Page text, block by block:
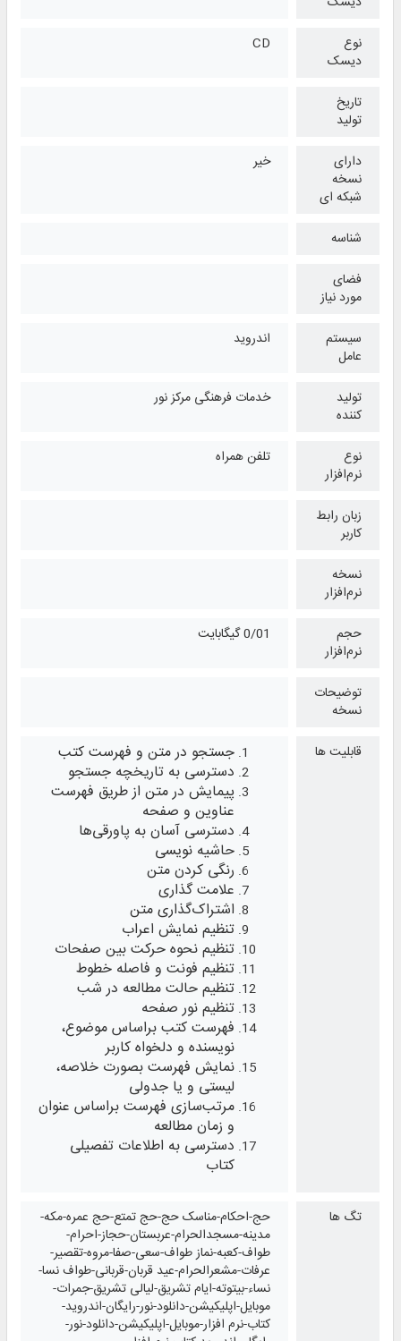
نوع
دیسک
CD
تاریخ
تولید
دارای
نسخه
شبکه ای
خیر
شناسه
فضای
مورد نیاز
سیستم
عامل
اندروید
تولید
کننده
خدمات فرهنگی مرکز نور
نوع
نرم‌افزار
تلفن همراه
زبان رابط
کاربر
نسخه
نرم‌افزار
حجم
نرم‌افزار
0/01 گیگابایت
توضیحات
نسخه
قابلیت ها
جستجو در متن و فهرست کتب
دسترسی به تاریخچه جستجو
پیمایش در متن از طریق فهرست
عناوین و صفحه
دسترسی آسان به پاورقی‌ها
حاشیه نویسی
رنگی کردن متن
علامت گذاری
اشتراک‌گذاری متن
تنظیم نمایش اعراب
تنظیم نحوه حرکت بین صفحات
تنظیم فونت و فاصله خطوط
تنظیم حالت مطالعه در شب
تنظیم نور صفحه
فهرست کتب براساس موضوع،
نویسنده و دلخواه کاربر
نمایش فهرست بصورت خلاصه،
لیستی و یا جدولی
مرتب‌سازی فهرست براساس عنوان
و زمان مطالعه
دسترسی به اطلاعات تفصیلی
کتاب
تگ ها
حج-احکام-مناسک حج-حج تمتع-حج عمره-مکه-
مدینه-مسجدالحرام-عربستان-حجاز-احرام-
طواف-کعبه-نماز طواف-سعی-صفا-مروه-تقصیر-
عرفات-مشعرالحرام-عید قربان-قربانی-طواف نسا-
نساء-بیتوته-ایام تشریق-لیالی تشریق-جمرات-
موبایل-اپلیکیشن-دانلود-نور-رایگان-اندروید-
کتاب-نرم افزار-موبایل-اپلیکیشن-دانلود-نور-